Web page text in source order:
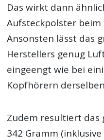
Das wirkt dann
Aufsteckpolster beim
Ansonsten lässt das
Herstellers genug
eingeengt wie bei
Kopfhörern
Zudem resultiert das
342 Gramm